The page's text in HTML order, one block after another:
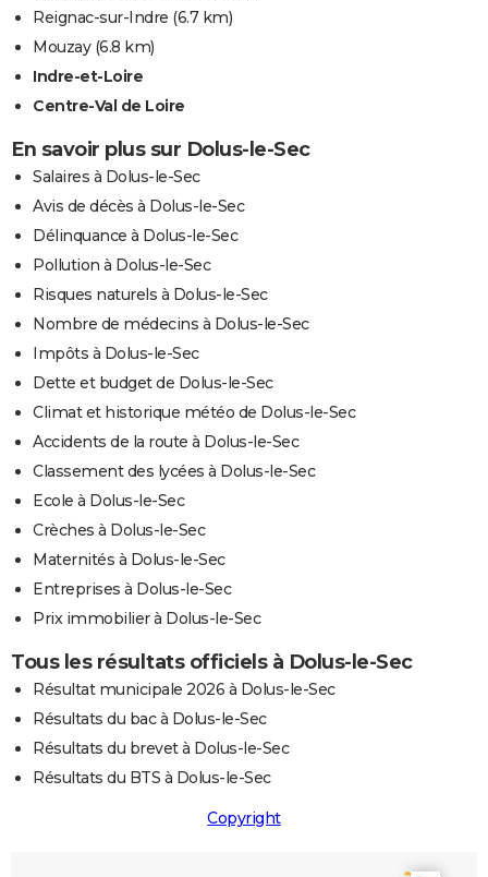
Reignac-sur-Indre (6.7 km)
Mouzay(6.8 km)
Indre-et-Loire
Centre-Val de Loire
En savoir plus sur Dolus-le-Sec
Salaires à Dolus-le-Sec
Avis de décès à Dolus-le-Sec
Délinquance à Dolus-le-Sec
Pollution à Dolus-le-Sec
Risques naturels à Dolus-le-Sec
Nombre de médecins à Dolus-le-Sec
Impôts à Dolus-le-Sec
Dette et budget de Dolus-le-Sec
Climat et historique météo de Dolus-le-Sec
Accidents de la route à Dolus-le-Sec
Classement des lycées à Dolus-le-Sec
Ecole à Dolus-le-Sec
Crèches à Dolus-le-Sec
Maternités à Dolus-le-Sec
Entreprises à Dolus-le-Sec
Prix immobilier à Dolus-le-Sec
Tous les résultats officiels à Dolus-le-Sec
Résultat municipale 2026 à Dolus-le-Sec
Résultats du bac à Dolus-le-Sec
Résultats du brevet à Dolus-le-Sec
Résultats du BTS à Dolus-le-Sec
Copyright